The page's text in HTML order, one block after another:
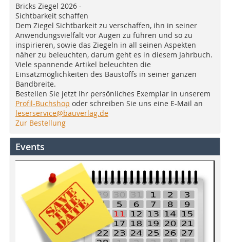
Bricks Ziegel 2026 -
Sichtbarkeit schaffen
Dem Ziegel Sichtbarkeit zu verschaffen, ihn in seiner
Anwendungsvielfalt vor Augen zu führen und so zu
inspirieren, sowie das Ziegeln in all seinen Aspekten
näher zu beleuchten, darum geht es in diesem Jahrbuch.
Viele spannende Artikel beleuchten die
Einsatzmöglichkeiten des Baustoffs in seiner ganzen
Bandbreite.
Bestellen Sie jetzt Ihr persönliches Exemplar in unserem
Profil-Buchshop oder schreiben Sie uns eine E-Mail an
leserservice@bauverlag.de
Zur Bestellung
Events